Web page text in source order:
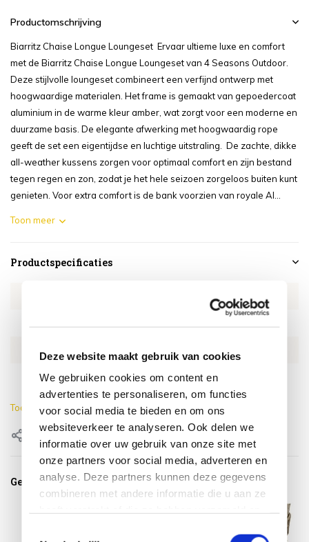
Deze website maakt gebruik van cookies
We gebruiken cookies om content en
advertenties te personaliseren, om functies
voor social media te bieden en om ons
websiteverkeer te analyseren. Ook delen we
informatie over uw gebruik van onze site met
onze partners voor social media, adverteren en
analyse. Deze partners kunnen deze gegevens
combineren met andere informatie die u aan ze
Productomschrijving
Biarritz Chaise Longue Loungeset Ervaar ultieme luxe en comfort
met de Biarritz Chaise Longue Loungeset van 4 Seasons Outdoor.
Deze stijlvolle loungeset combineert een verfijnd ontwerp met
hoogwaardige materialen. Het frame is gemaakt van gepoedercoat
aluminium in de warme kleur amber, wat zorgt voor een moderne en
duurzame basis. De elegante afwerking met hoogwaardig rope
geeft de set een eigentijdse en luchtige uitstraling. De zachte, dikke
all-weather kussens zorgen voor optimaal comfort en zijn bestand
tegen regen en zon, zodat je het hele seizoen zorgeloos buiten kunt
genieten. Voor extra comfort is de bank voorzien van royale Al...
Toon meer
Productspecificaties
Merk 4 Seasons Outdoor
Toon meer
Gerelateerde producten